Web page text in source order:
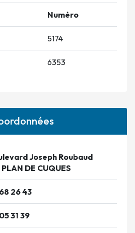
Numéro
5174
6353
Joseph Roubaud
DE CUQUES
26 43
31 39